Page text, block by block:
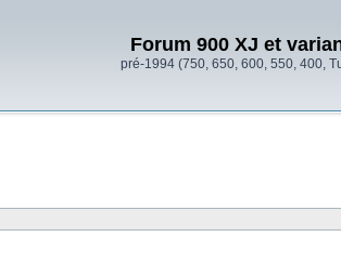
Forum 900 XJ et
pré-1994 (750, 650, 600, 550, 400,